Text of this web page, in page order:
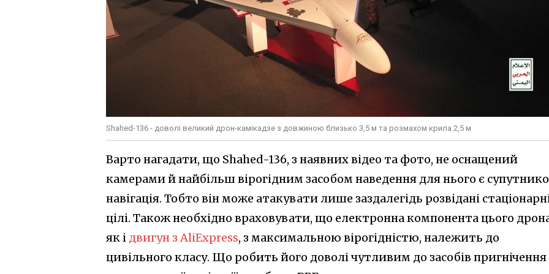
Shahed-136 - доволі великий дрон-камікадзе з довжиною близько 3,5 м та розмахом крила 2,5 м
Варто нагадати, що Shahed-136, з наявних відео та фото, не оснащений
камерами й найбільш вірогідним засобом наведення для нього є
навігація. Тобто він може атакувати лише заздалегідь розвідані
цілі. Також необхідно враховувати, що електронна компонента цього
як і двигун з AliExpress, з максимальною вірогідністю, належить до
цивільного класу. Що робить його доволі чутливим до засобів пригнічення